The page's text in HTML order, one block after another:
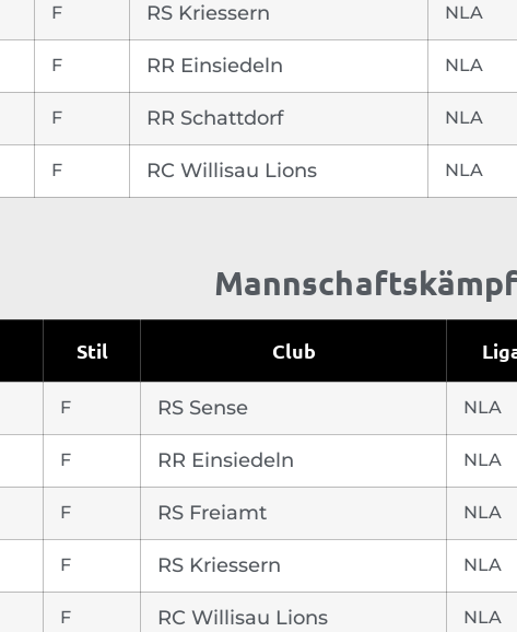
F RS Kriessern NLA
F RR Einsiedeln NLA
F RR Schattdorf NLA
F RC Willisau Lions NLA
Stil Club
F RS Sense NLA
F RR Einsiedeln NLA
F RS Freiamt NLA
F RS Kriessern NLA
F RC Willisau Lions NLA